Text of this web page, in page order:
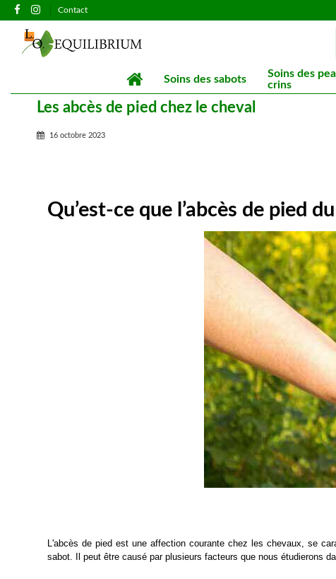
Contact
Soins des sabots
Soins des
crins
Les abcès de pied chez le cheval
16 octobre 2023
Qu’est-ce que l’abcès de pied
L'abcès de pied est une affection courante chez les chevaux, se
sabot. Il peut être causé par plusieurs facteurs que nous étudierons